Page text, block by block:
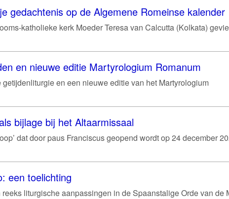
gedachtenis op de Algemene Romeinse kalender
katholieke kerk Moeder Teresa van Calcutta (Kolkata)
en nieuwe editie Martyrologium Romanum
en een nieuwe editie van het Martyrologium
bijlage bij het Altaarmissaal
dat door paus Franciscus geopend wordt op 24 december
een toelichting
liturgische aanpassingen in de Spaanstalige Orde van de